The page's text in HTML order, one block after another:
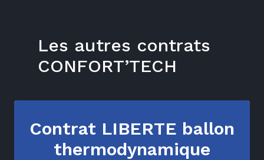
Les autres contrats
CONFORT’TECH
Contrat LIBERTE ballon
thermodynamique